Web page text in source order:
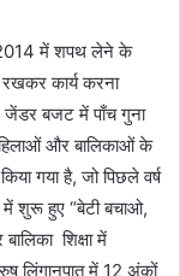
2014 में शपथ लेने के
कार्य करना
जेंडर बजट में पाँच गुना
और बालिकाओं के
गया है, जो पिछले वर्ष
शुरू हुए “बेटी बचाओ,
शिक्षा में
लिंगानुपात में 12 अंकों